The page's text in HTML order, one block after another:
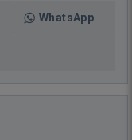
WhatsApp